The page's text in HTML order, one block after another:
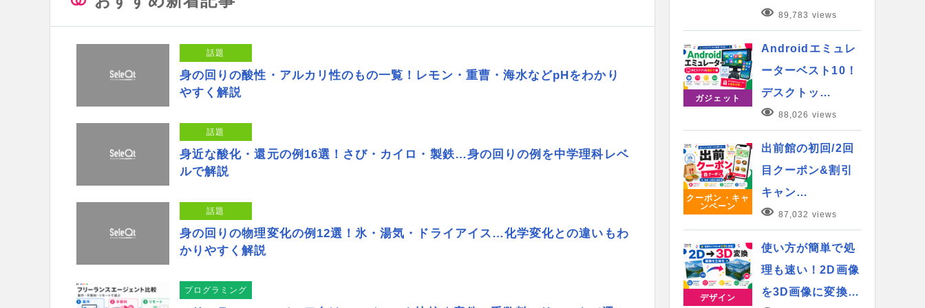
話題
身の回りの酸性・アルカリ性のもの一覧！レモン・重曹・海水などpHをわかり
やすく解説
話題
身近な酸化・還元の例16選！さび・カイロ・製鉄…身の回りの例を中学理科レベ
ルで解説
話題
身の回りの物理変化の例12選！氷・湯気・ドライアイス…化学変化との違いもわ
かりやすく解説
プログラミング
89,783 views
ガジェット
Androidエミュレ
ーターベスト10！
デスクトッ…
88,026 views
クーポン・キャ
ンペーン
出前館の初回/2回
目クーポン&割引
キャン…
87,032 views
デザイン
使い方が簡単で処
理も速い！2D画像
を3D画像に変換…